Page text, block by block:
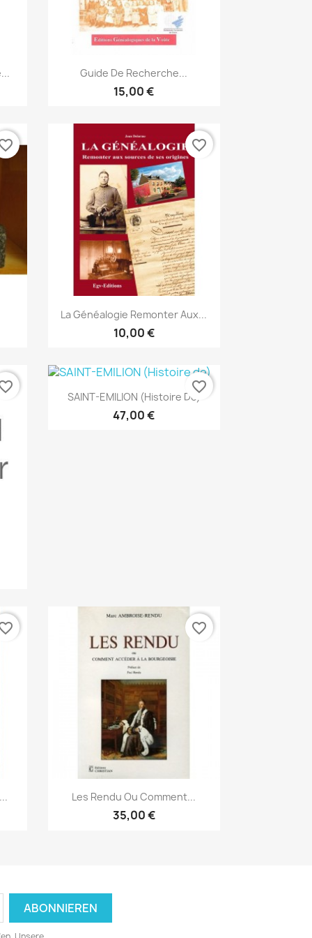
Vorschau
Guide De Recherche...
15,00 €
Vorschau
La Généalogie Remonter Aux...
10,00 €
favorite_border
Vorschau
SAINT-EMILION (Histoire De)
47,00 €
favorite_border
Vorschau
Les Rendu Ou Comment...
35,00 €
favorite_border